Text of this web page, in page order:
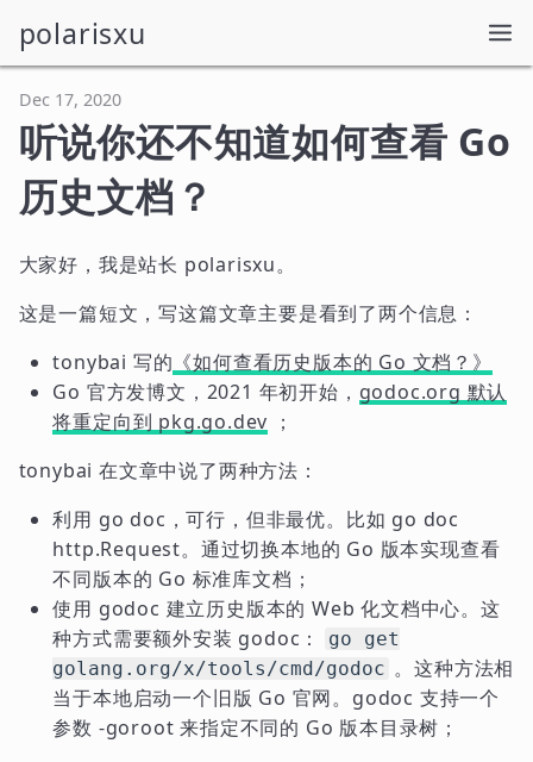
polarisxu
Dec 17, 2020
听说你还不知道如何查看 Go
历史文档？
大家好，我是站长 polarisxu。
这是一篇短文，写这篇文章主要是看到了两个信息：
tonybai 写的 《如何查看历史版本的 Go 文档？》
Go 官方发博文，2021 年初开始， godoc.org 默认
将重定向到 pkg.go.dev ；
tonybai 在文章中说了两种方法：
利用 go doc，可行，但非最优。比如 go doc
http.Request。通过切换本地的 Go 版本实现查看
不同版本的 Go 标准库文档；
使用 godoc 建立历史版本的 Web 化文档中心。这
种方式需要额外安装 godoc：
go get
golang.org/x/tools/cmd/godoc 。这种方法相
当于本地启动一个旧版 Go 官网。godoc 支持一个
参数 -goroot 来指定不同的 Go 版本目录树；